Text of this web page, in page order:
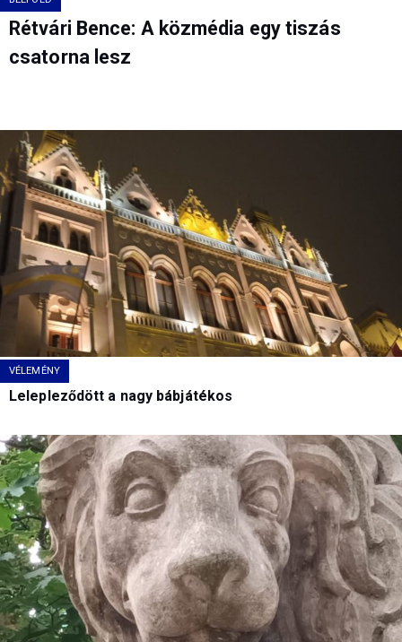
Rétvári Bence: A közmédia egy tiszás
csatorna lesz
VÉLEMÉNY
Lelepleződött a nagy bábjátékos